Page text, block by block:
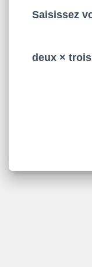
Saisissez
deux ×